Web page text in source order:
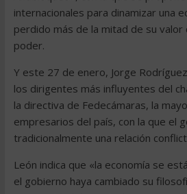
internacionales para dinamizar una
perdido más de la mitad de su valor
poder.
Y este 27 de enero, Jorge
los dirigentes más influyentes del
la directiva de Fedecámaras, la
empresarios del país, con la que el
tradicionalmente una relación
León indica que «la economía se
el gobierno haya cambiado su